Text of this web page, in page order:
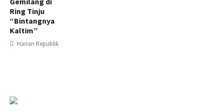
Ring Tinju
“Bintangnya
Kaltim”
Harian Republik